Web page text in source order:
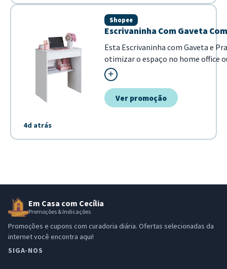
4d atrás
Escrivaninha Com Gaveta
Shopee
Esta Escrivaninha com Gaveta e
otimizar o espaço no home office
moderno, ela oferece o equilíbrio
seu ambiente de trabalho ou...
Ver promoção
Em Casa com Cecília
Promoções & Indicações
Promoções e cupons com curadoria diária. Ofertas selecionadas da
internet você encontra aqui!
SIGA-NOS